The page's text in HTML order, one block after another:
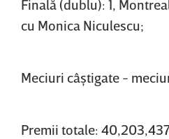
Finală (dublu): 1,
cu Monica Niculescu;
Meciuri câştigate -
Premii totale: